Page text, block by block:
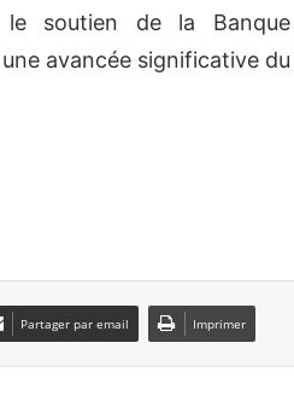
soutien de la
avancée significative
Partager par email Imprimer